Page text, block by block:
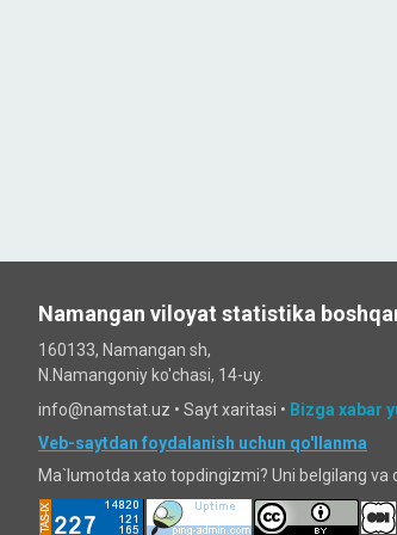
Namangan viloyat statistika
160133, Namangan sh,
N.Namangoniy ko'chasi, 14-uy.
info@namstat.uz • Sayt xaritasi • Bizga xabar
Veb-saytdan foydalanish uchun qo'llanma
Ma`lumotda xato topdingizmi? Uni belgilang va